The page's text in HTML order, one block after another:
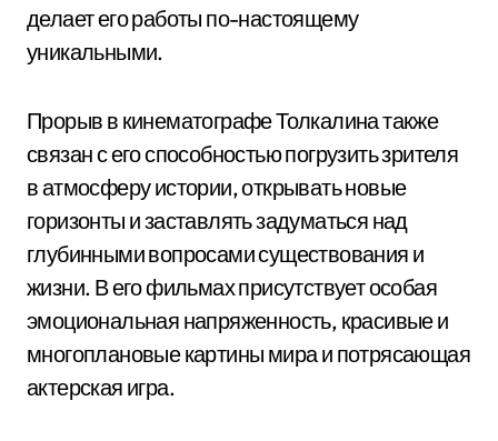
делает его работы по-настоящему
уникальными.
Прорыв в кинематографе Толкалина также
связан с его способностью погрузить зрителя
в атмосферу истории, открывать новые
горизонты и заставлять задуматься над
глубинными вопросами существования и
жизни. В его фильмах присутствует особая
эмоциональная напряженность, красивые и
многоплановые картины мира и потрясающая
актерская игра.